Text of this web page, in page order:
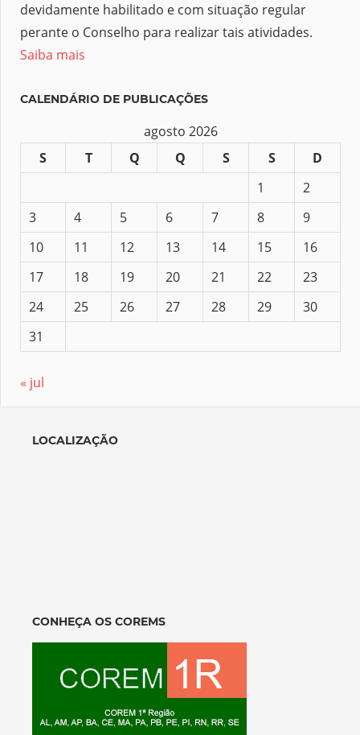
devidamente habilitado e com situação regular
perante o Conselho para realizar tais atividades.
Saiba mais
CALENDÁRIO DE PUBLICAÇÕES
agosto 2026
S
T Q Q S S
D
1
2
3
4 5 6 7 8
9
10
11 12 13 14 15
16
17
18 19 20 21 22
23
24
25 26 27 28 29
30
31
« jul
LOCALIZAÇÃO
CONHEÇA OS COREMS